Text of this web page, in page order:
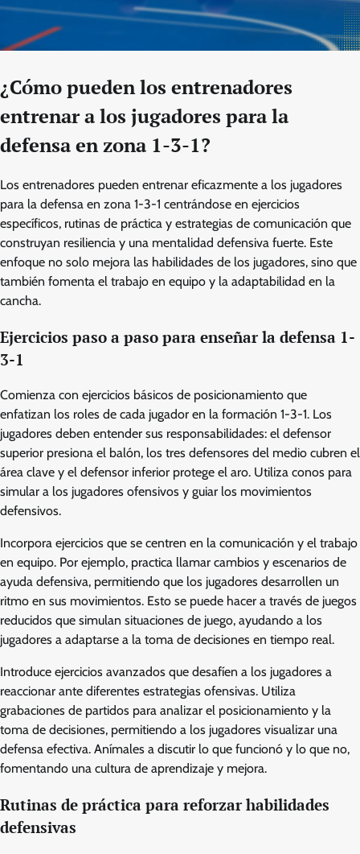
¿Cómo pueden los entrenadores
entrenar a los jugadores para la
defensa en zona 1-3-1?
Los entrenadores pueden entrenar eficazmente a los jugadores
para la defensa en zona 1-3-1 centrándose en ejercicios
específicos, rutinas de práctica y estrategias de comunicación que
construyan resiliencia y una mentalidad defensiva fuerte. Este
enfoque no solo mejora las habilidades de los jugadores, sino que
también fomenta el trabajo en equipo y la adaptabilidad en la
cancha.
Ejercicios paso a paso para enseñar la defensa 1-
3-1
Comienza con ejercicios básicos de posicionamiento que
enfatizan los roles de cada jugador en la formación 1-3-1. Los
jugadores deben entender sus responsabilidades: el defensor
superior presiona el balón, los tres defensores del medio cubren el
área clave y el defensor inferior protege el aro. Utiliza conos para
simular a los jugadores ofensivos y guiar los movimientos
defensivos.
Incorpora ejercicios que se centren en la comunicación y el trabajo
en equipo. Por ejemplo, practica llamar cambios y escenarios de
ayuda defensiva, permitiendo que los jugadores desarrollen un
ritmo en sus movimientos. Esto se puede hacer a través de juegos
reducidos que simulan situaciones de juego, ayudando a los
jugadores a adaptarse a la toma de decisiones en tiempo real.
Introduce ejercicios avanzados que desafíen a los jugadores a
reaccionar ante diferentes estrategias ofensivas. Utiliza
grabaciones de partidos para analizar el posicionamiento y la
toma de decisiones, permitiendo a los jugadores visualizar una
defensa efectiva. Anímales a discutir lo que funcionó y lo que no,
fomentando una cultura de aprendizaje y mejora.
Rutinas de práctica para reforzar habilidades
defensivas